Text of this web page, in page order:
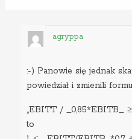
agryppa
:-) Panowie się jednak
powiedział i zmienili
„EBITT / _0,85*EBITB_
to